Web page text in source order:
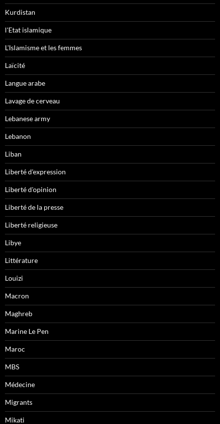
Kurdistan
l'Etat islamique
L'Islamisme et les femmes
Laïcité
Langue arabe
Lavage de cerveau
Lebanese army
Lebanon
Liban
Liberté d'expression
Liberté d'opinion
Liberté de la presse
Liberté religieuse
Libye
Littérature
Louizi
Macron
Maghreb
Marine Le Pen
Maroc
MBS
Médecine
Migrants
Mikati